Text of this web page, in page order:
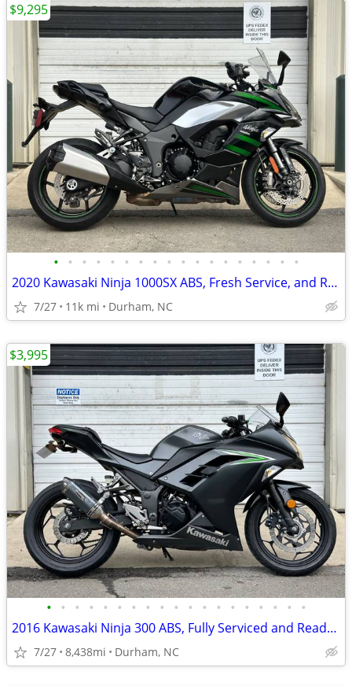
• • • • • • • • • • • • • • • • • •
2020 Kawasaki Ninja 1000SX ABS, Fresh Service, and Ready to Ride!
7/27 11k mi Durham, NC
$9,295
• • • • • • • • • • • • • • • • • • •
2016 Kawasaki Ninja 300 ABS, Fully Serviced and Ready to Ride!
7/27 8,438mi Durham, NC
$3,995